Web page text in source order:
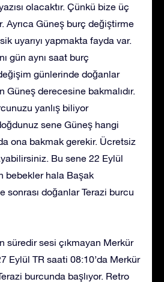
olacaktır. Çünkü bize üç
Ayrıca Güneş burç değiştirme
uyarıyı yapmakta fayda var.
gün aynı saat burç
günlerinde doğanlar
Güneş derecesine bakmalıdır.
yanlış biliyor
sene Güneş hangi
ona bakmak gerekir. Ücretsiz
Bu sene 22 Eylül
bebekler hala Başak
sonrası doğanlar Terazi burcu
süredir sesi çıkmayan Merkür
Eylül TR saati 08:10’da Merkür
burcunda başlıyor. Retro